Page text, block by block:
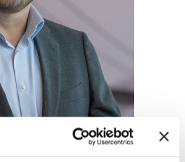
graag met risicobeheer. Ook